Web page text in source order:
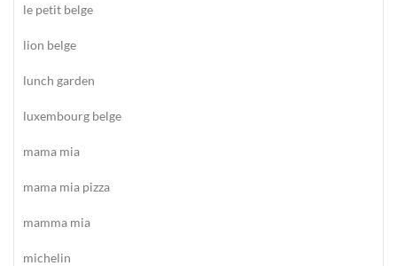
le petit belge
lion belge
lunch garden
luxembourg belge
mama mia
mama mia pizza
mamma mia
michelin